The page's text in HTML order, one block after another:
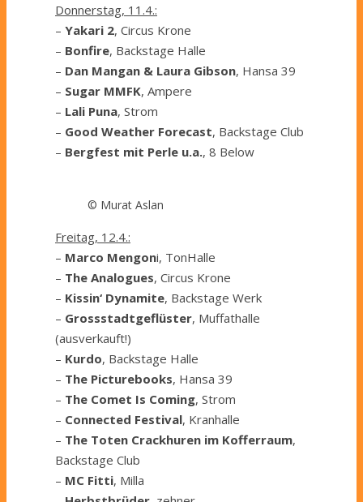
Donnerstag, 11.4.:
– Yakari 2, Circus Krone
– Bonfire, Backstage Halle
– Dan Mangan & Laura Gibson, Hansa 39
– Sugar MMFK, Ampere
– Lali Puna, Strom
– Good Weather Forecast, Backstage Club
– Bergfest mit Perle u.a., 8 Below
© Murat Aslan
Freitag, 12.4.:
– Marco Mengoni, TonHalle
– The Analogues, Circus Krone
– Kissin‘ Dynamite, Backstage Werk
– Grossstadtgeflüster, Muffathalle
(ausverkauft!)
– Kurdo, Backstage Halle
– The Picturebooks, Hansa 39
– The Comet Is Coming, Strom
– Connected Festival, Kranhalle
– The Toten Crackhuren im Kofferraum,
Backstage Club
– MC Fitti, Milla